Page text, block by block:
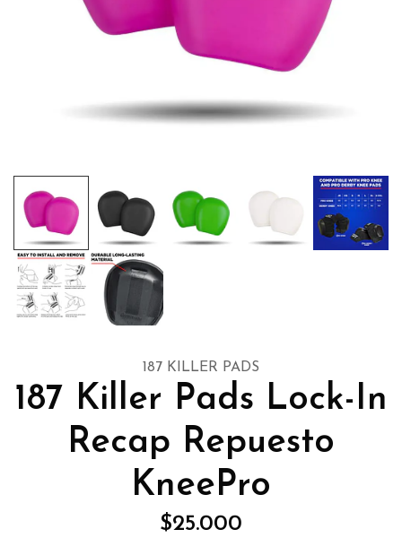
187 KILLER PADS
187 Killer Pads Lock-In
Recap Repuesto
KneePro
$25.000